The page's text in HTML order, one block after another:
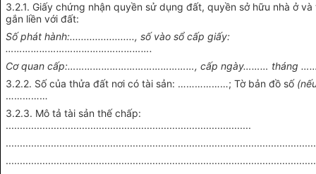
3.2.1. Giấy chứng nhận quyền sử dụng đất, quyền sở hữu nhà ở
gắn liền với đất:
Số phát hành:......................., số vào sổ cấp giấy:
…………………………………………….
Cơ quan cấp:………………………………………, cấp ngày……… tháng
3.2.2. Số của thửa đất nơi có tài sản: ………………; Tờ bản đồ số
……………
3.2.3. Mô tả tài sản thế chấp:
.......................................................................................